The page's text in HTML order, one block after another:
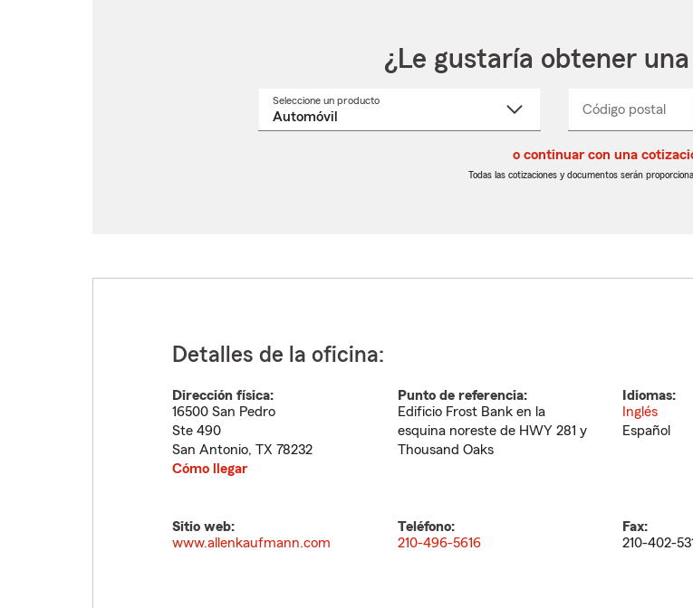
¿Le gustaría obtener
Seleccione un productoSeleccione
Código postal
de
de
_____
o continuar con una
Todas las cotizaciones y documentos serán
Detalles de la oficina:
Dirección física:
16500 San Pedro
Ste 490
San Antonio, TX 78232
Cómo llegar
Punto de referencia:
Edificio Frost Bank en la
esquina noreste de HWY 281 y
Thousand Oaks
Idiomas:
Inglés
Español
Sitio web:
www.allenkaufmann.com
Teléfono:
210-496-5616
Fax:
210-402-